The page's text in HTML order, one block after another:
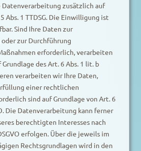
zusätzlich auf
Abs. 1 TTDSG. Die Einwilligung ist
Sind Ihre Daten zur
zur Durchführung
erforderlich, verarbeiten
des Art. 6 Abs. 1 lit. b
verarbeiten wir Ihre Daten,
einer rechtlichen
sind auf Grundlage von Art. 6
Die Datenverarbeitung kann ferner
berechtigten Interesses nach
erfolgen. Über die jeweils im
Rechtsgrundlagen wird in den